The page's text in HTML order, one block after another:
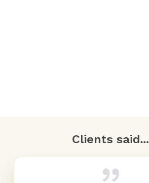
Clients said...